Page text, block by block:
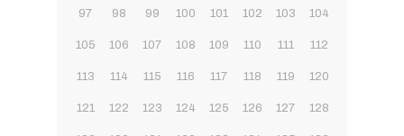
97 98 99 100 101 102 103 104
105 106 107 108 109 110 111 112
113 114 115 116 117 118 119 120
121 122 123 124 125 126 127 128